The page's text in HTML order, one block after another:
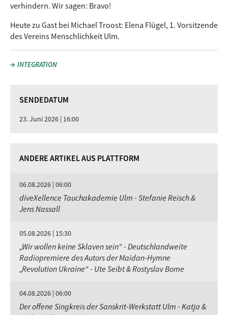
verhindern. Wir sagen: Bravo!
Heute zu Gast bei Michael Troost: Elena Flügel, 1. Vorsitzende
des Vereins Menschlichkeit Ulm.
INTEGRATION
SENDEDATUM
23. Juni 2026 | 16:00
ANDERE ARTIKEL AUS PLATTFORM
06.08.2026 | 06:00
diveXellence Tauchakademie Ulm - Stefanie Reisch &
Jens Nassall
05.08.2026 | 15:30
„Wir wollen keine Sklaven sein“ - Deutschlandweite
Radiopremiere des Autors der Maidan-Hymne
„Revolution Ukraine“ - Ute Seibt & Rostyslav Bome
04.08.2026 | 06:00
Der offene Singkreis der Sanskrit-Werkstatt Ulm - Katja &